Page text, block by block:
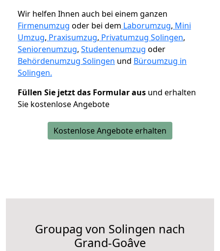
Wir helfen Ihnen auch bei einem ganzen
Firmenumzug oder bei dem Laborumzug, Mini
Umzug, Praxisumzug, Privatumzug Solingen,
Seniorenumzug, Studentenumzug oder
Behördenumzug Solingen und Büroumzug in
Solingen.
Füllen Sie jetzt das Formular aus und erhalten
Sie kostenlose Angebote
Kostenlose Angebote erhalten
Groupag von Solingen nach
Grand-Goâve